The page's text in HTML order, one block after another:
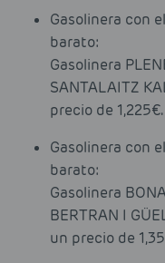
Gasolinera con
barato:
Gasolinera
SANTALAITZ
precio de 1,225€.
Gasolinera con
barato:
Gasolinera
BERTRAN I
un precio de